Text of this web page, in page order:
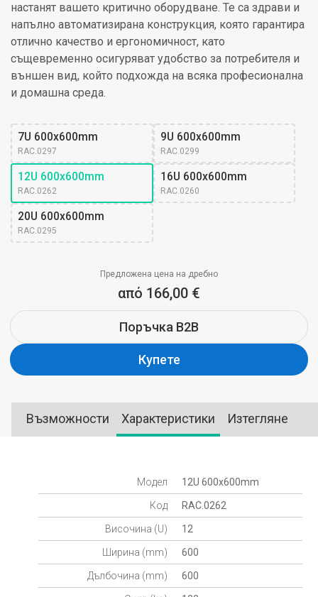
настанят вашето критично оборудване. Те са здрави и
напълно автоматизирана конструкция, която гарантира
отлично качество и ергономичност, като
същевременно осигуряват удобство за потребителя и
външен вид, който подхожда на всяка професионална
и домашна среда.
7U 600x600mm
RAC.0297
9U 600x600mm
RAC.0299
12U 600x600mm
RAC.0262
16U 600x600mm
RAC.0260
20U 600x600mm
RAC.0295
Предложена цена на дребно
από 166,00 €
Поръчка B2B
Купете
Възможности Характеристики Изтегляне
Модел 12U 600x600mm
Код RAC.0262
Височина (U) 12
Ширина (mm) 600
Дълбочина (mm) 600